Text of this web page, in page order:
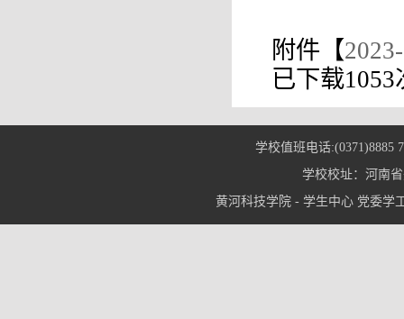
附件【
已下载1053
学校值班电话:(0371)8885
学校校址：河南
黄河科技学院 - 学生中心 党委学